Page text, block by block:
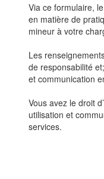
Via ce formulaire,
en matière de
mineur à votre
Les
de responsabilité
et communication
Vous avez le droit
utilisation et
services.